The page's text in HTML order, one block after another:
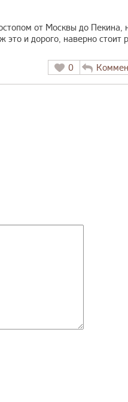
от Москвы до Пекина,
это и дорого, наверно стоит
0